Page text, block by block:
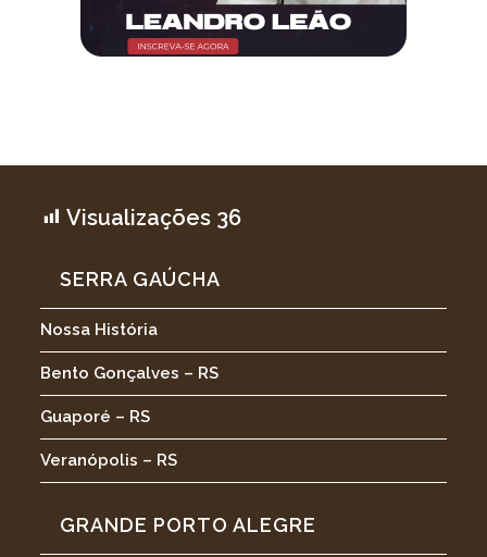
Visualizações 36
SERRA GAÚCHA
Nossa História
Bento Gonçalves – RS
Guaporé – RS
Veranópolis – RS
GRANDE PORTO ALEGRE